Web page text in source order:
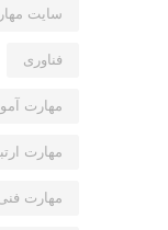
سایت
فناوری
مهارت
مهارت
مهارت